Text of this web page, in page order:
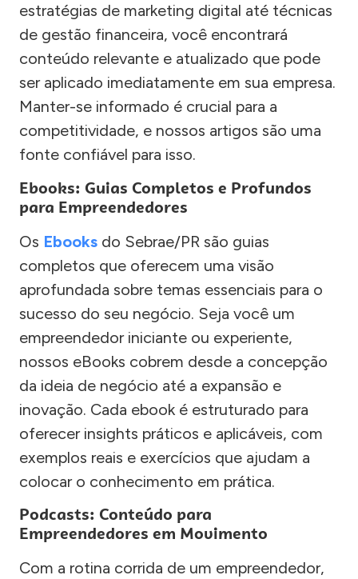
estratégias de marketing digital até técnicas
de gestão financeira, você encontrará
conteúdo relevante e atualizado que pode
ser aplicado imediatamente em sua empresa.
Manter-se informado é crucial para a
competitividade, e nossos artigos são uma
fonte confiável para isso.
Ebooks: Guias Completos e Profundos
para Empreendedores
Os Ebooks do Sebrae/PR são guias
completos que oferecem uma visão
aprofundada sobre temas essenciais para o
sucesso do seu negócio. Seja você um
empreendedor iniciante ou experiente,
nossos eBooks cobrem desde a concepção
da ideia de negócio até a expansão e
inovação. Cada ebook é estruturado para
oferecer insights práticos e aplicáveis, com
exemplos reais e exercícios que ajudam a
colocar o conhecimento em prática.
Podcasts: Conteúdo para
Empreendedores em Movimento
Com a rotina corrida de um empreendedor,